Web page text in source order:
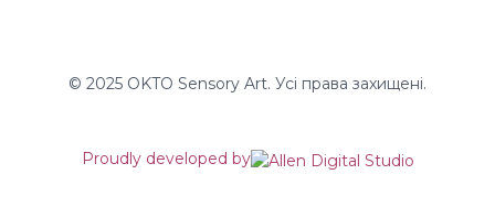
© 2025 OKTO Sensory Art. Усі права захищені.
Proudly developed by